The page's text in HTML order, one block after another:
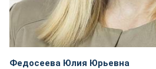
Федосеева Юлия Юрьевна